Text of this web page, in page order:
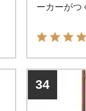
ーカーがつ
34